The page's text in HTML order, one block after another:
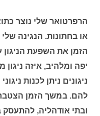
הרפרטואר שלי נוצר
או בחתונות. הנגינה
הזמן את השפעת
יפה ומלהיב, איזה
ניגונים ניתן לכנות
להם. במשך הזמן הצטבר
ובתי אודהליה,